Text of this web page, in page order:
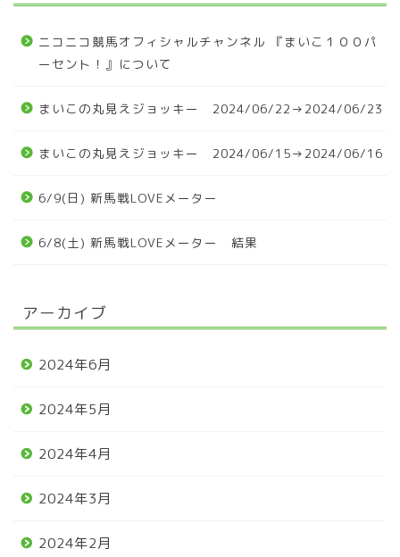
ニコニコ競馬オフィシャルチャンネル 『まいこ１００パ
ーセント！』について
まいこの丸見えジョッキー 2024/06/22→2024/06/23
まいこの丸見えジョッキー 2024/06/15→2024/06/16
6/9(日) 新馬戦LOVEメーター
6/8(土) 新馬戦LOVEメーター 結果
アーカイブ
2024年6月
2024年5月
2024年4月
2024年3月
2024年2月